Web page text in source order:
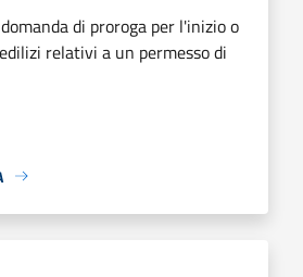
di proroga per l'inizio o
relativi a un permesso di